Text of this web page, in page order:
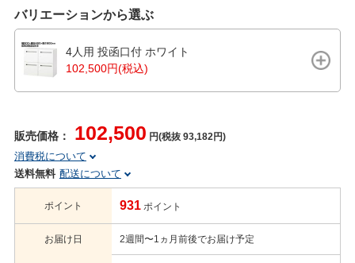
バリエーションから選ぶ
4人用 投函口付 ホワイト
102,500円(税込)
販売価格： 102,500 円(税抜 93,182円)
消費税について
送料無料 配送について
ポイント 931 ポイント
お届け日 2週間〜1ヵ月前後でお届け予定